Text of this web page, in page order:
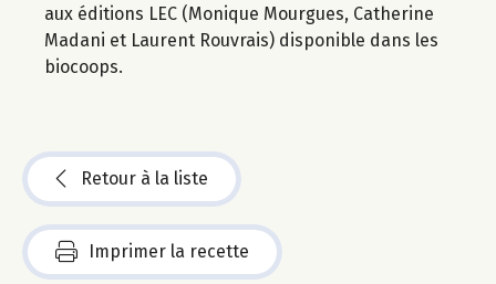
aux éditions LEC (Monique Mourgues, Catherine
Madani et Laurent Rouvrais) disponible dans les
biocoops.
Retour à la liste
Imprimer la recette